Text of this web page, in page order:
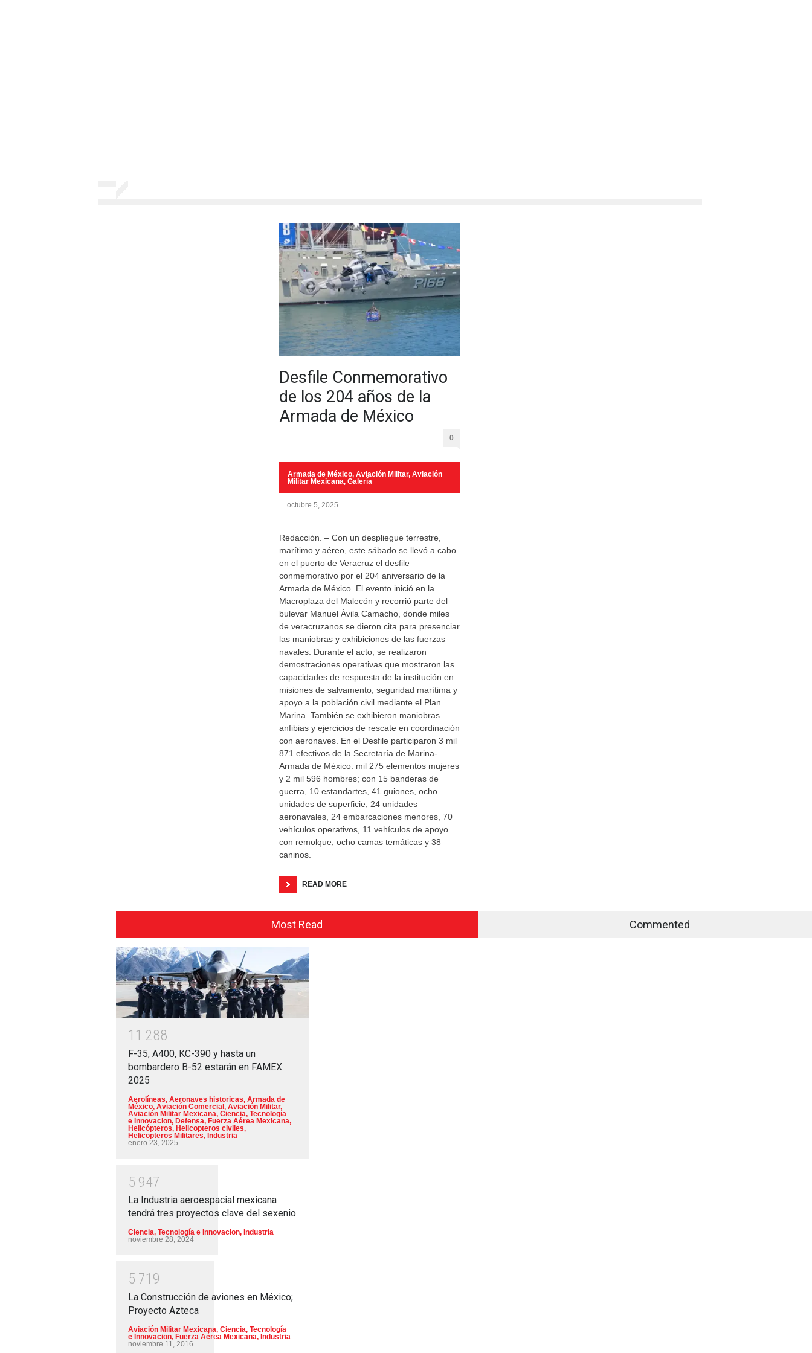
Desfile Conmemorativo
de los 204 años de la
Armada de México
0
Armada de México, Aviación Militar, Aviación
Militar Mexicana, Galería
octubre 5, 2025
Redacción. – Con un despliegue terrestre,
marítimo y aéreo, este sábado se llevó a cabo
en el puerto de Veracruz el desfile
conmemorativo por el 204 aniversario de la
Armada de México. El evento inició en la
Macroplaza del Malecón y recorrió parte del
bulevar Manuel Ávila Camacho, donde miles
de veracruzanos se dieron cita para presenciar
las maniobras y exhibiciones de las fuerzas
navales. Durante el acto, se realizaron
demostraciones operativas que mostraron las
capacidades de respuesta de la institución en
misiones de salvamento, seguridad marítima y
apoyo a la población civil mediante el Plan
Marina. También se exhibieron maniobras
anfibias y ejercicios de rescate en coordinación
con aeronaves. En el Desfile participaron 3 mil
871 efectivos de la Secretaría de Marina-
Armada de México: mil 275 elementos mujeres
y 2 mil 596 hombres; con 15 banderas de
guerra, 10 estandartes, 41 guiones, ocho
unidades de superficie, 24 unidades
aeronavales, 24 embarcaciones menores, 70
vehículos operativos, 11 vehículos de apoyo
con remolque, ocho camas temáticas y 38
caninos.
READ MORE
Most Read Commented
1 1 288
F-35, A400, KC-390 y hasta un
bombardero B-52 estarán en FAMEX
2025
Aerolíneas, Aeronaves historicas, Armada de
México, Aviación Comercial, Aviación Militar,
Aviación Militar Mexicana, Ciencia, Tecnología
e Innovacion, Defensa, Fuerza Aérea Mexicana,
Helicópteros, Helicopteros civiles,
Helicopteros Militares, Industria
enero 23, 2025
5 947
La Industria aeroespacial mexicana
tendrá tres proyectos clave del sexenio
Ciencia, Tecnología e Innovacion, Industria
noviembre 28, 2024
5 71 9
La Construcción de aviones en México;
Proyecto Azteca
Aviación Militar Mexicana, Ciencia, Tecnología
e Innovacion, Fuerza Aérea Mexicana, Industria
noviembre 11, 2016